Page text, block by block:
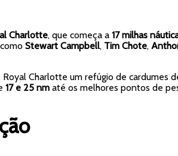
Charlotte, que começa a 17 milhas
Stewart Campbell, Tim Chote,
Charlotte um refúgio de cardumes
17 e 25 nm até os melhores pontos de